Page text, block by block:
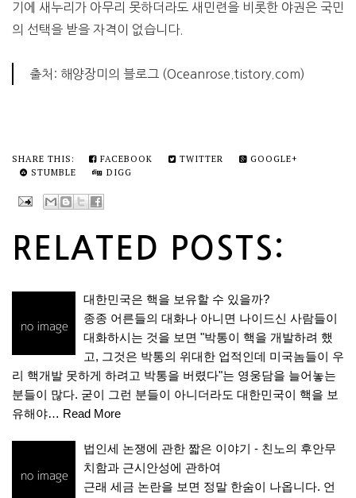
기에 새누리가 아무리 못하더라도 새민련을 비롯한 야권은 국민
의 선택을 받을 자격이 없습니다.
출처: 해양장미의 블로그 (Oceanrose.tistory.com)
SHARE THIS: FACEBOOK TWITTER
GOOGLE+
STUMBLE
DIGG
RELATED POSTS:
대한민국은 핵을 보유할 수 있을까?
종종 어른들의 대화나 아니면 나이드신 사람들이
대화하시는 것을 보면 "박통이 핵을 개발하려 했
고, 그것은 박통의 위대한 업적인데 미국놈들이 우
리 핵개발 못하게 하려고 박통을 버렸다"는 영웅담을 늘어놓는
분들이 많다. 굳이 그런 분들이 아니더라도 대한민국이 핵을 보
유해야… Read More
법인세 논쟁에 관한 짧은 이야기 - 친노의 후안무
치함과 근시안성에 관하여
근래 세금 논란을 보면 정말 한숨이 나옵니다. 언